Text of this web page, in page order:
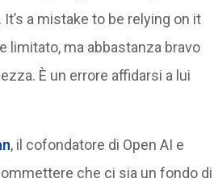
a mistake to be relying on it
limitato, ma abbastanza bravo
È un errore affidarsi a lui
, il cofondatore di Open AI e
che ci sia un fondo di